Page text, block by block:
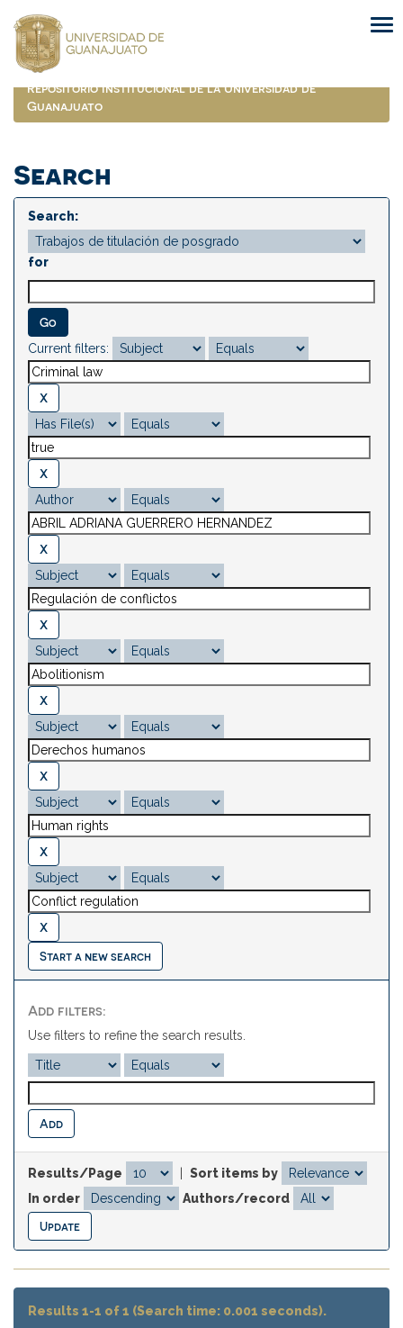
navigation
Repositorio Institucional de la Universidad de
Guanajuato
Search
Search:
for
Current filters:
Start a new search
Add filters:
Use filters to refine the search results.
Results/Page
Sort items by
In order
Authors/record
Results 1-1 of 1 (Search time: 0.001 seconds).